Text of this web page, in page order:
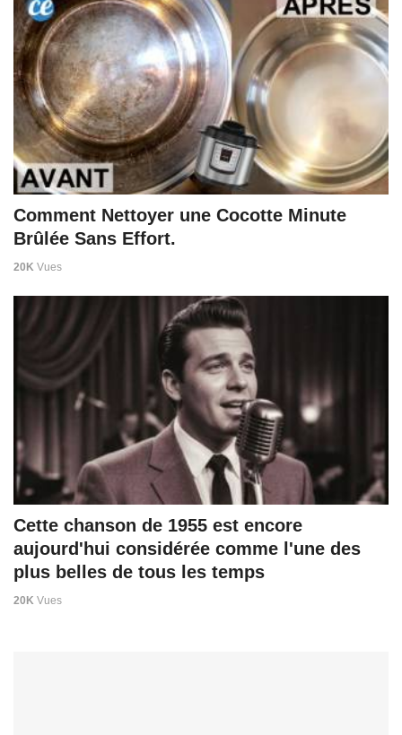
Comment Nettoyer une Cocotte Minute
Brûlée Sans Effort.
20K Vues
Cette chanson de 1955 est encore
aujourd'hui considérée comme l'une des
plus belles de tous les temps
20K Vues